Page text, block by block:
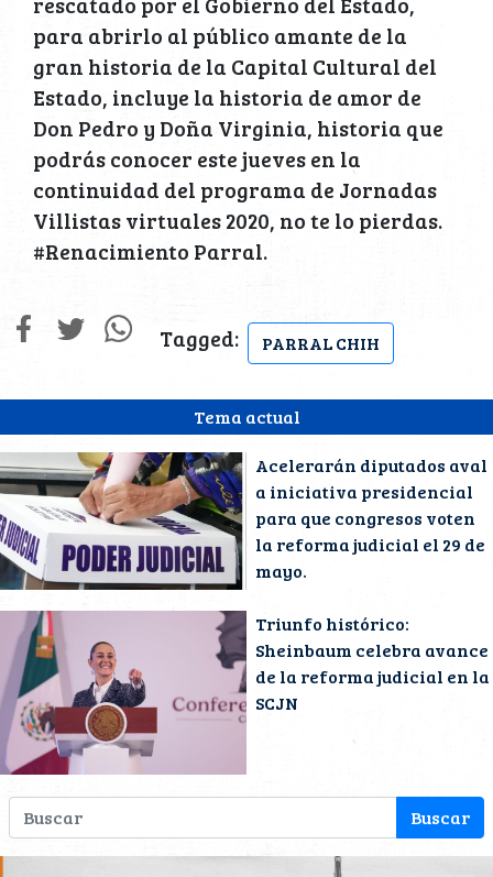
Tema actual
Acelerarán diputados aval
a iniciativa presidencial
para que congresos voten
la reforma judicial el 29 de
mayo.
Triunfo histórico:
Sheinbaum celebra avance
de la reforma judicial en la
SCJN
para abrirlo al público amante de la
gran historia de la Capital Cultural del
Estado, incluye la historia de amor de
Don Pedro y Doña Virginia, historia que
podrás conocer este jueves en la
continuidad del programa de Jornadas
Villistas virtuales 2020, no te lo pierdas.
#Renacimiento Parral.
Tagged: PARRAL CHIH